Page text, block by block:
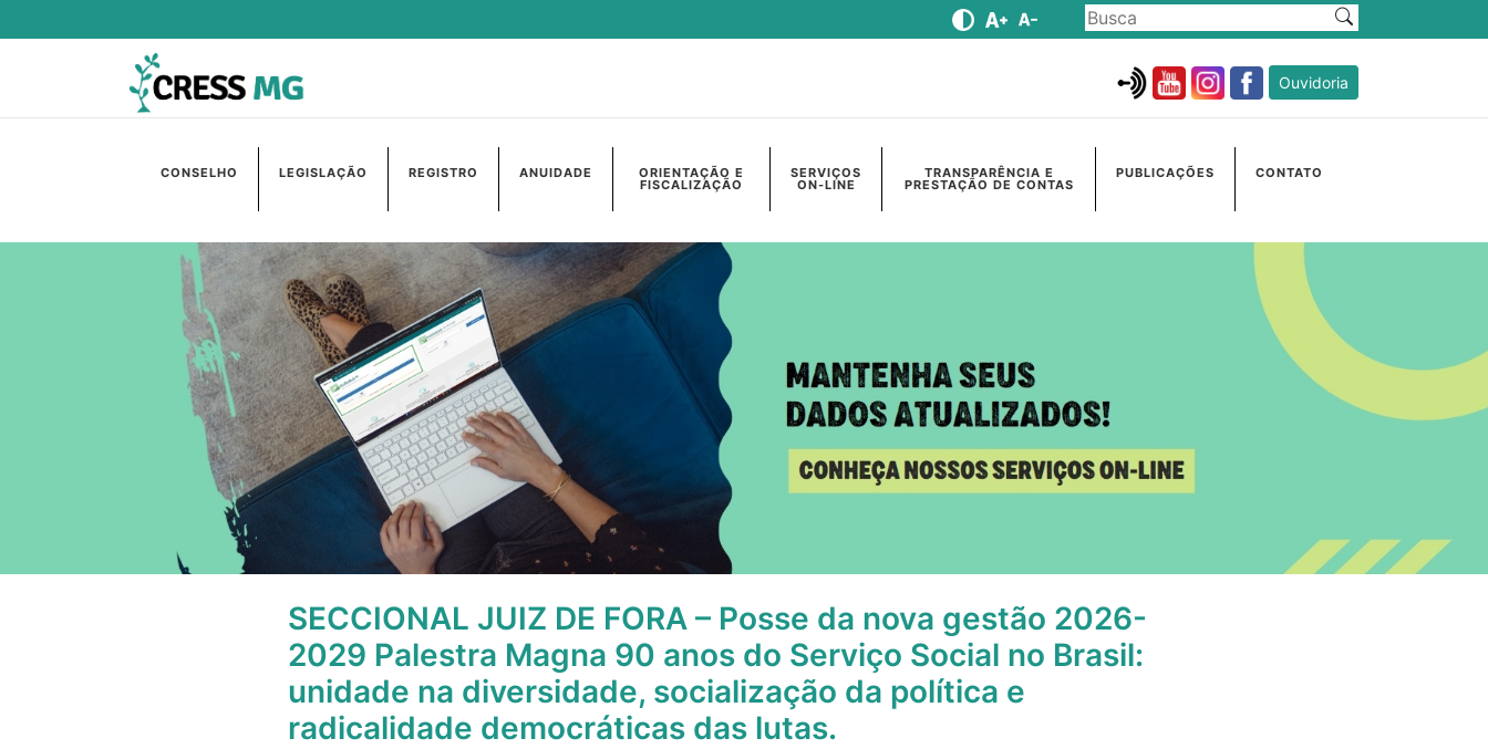
Ouvidoria
CONSELHO LEGISLAÇÃO REGISTRO ANUIDADE ORIENTAÇÃO E
FISCALIZAÇÃO
SERVIÇOS
ON-LINE
TRANSPARÊNCIA E
PRESTAÇÃO DE CONTAS
PUBLICAÇÕES CONTATO
SECCIONAL JUIZ DE FORA – Posse da nova gestão 2026-
2029 Palestra Magna 90 anos do Serviço Social no Brasil:
unidade na diversidade, socialização da política e
radicalidade democráticas das lutas.